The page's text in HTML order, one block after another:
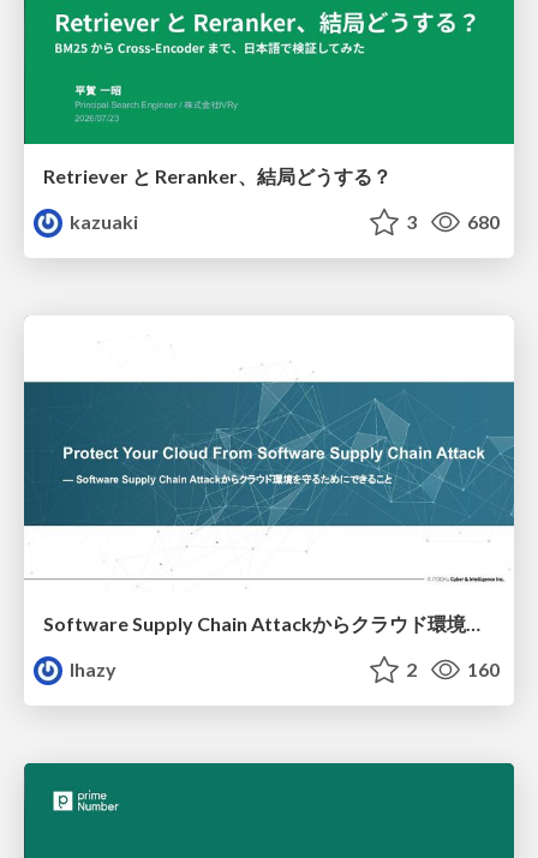
Retriever と Reranker、結局どうする？
kazuaki
3 680
lhazy
2 160